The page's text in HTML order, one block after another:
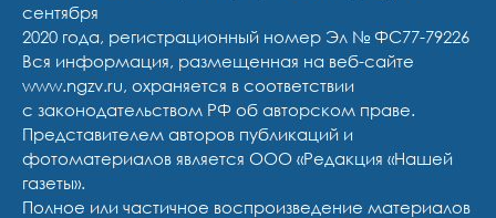
сентября
2020 года, регистрационный номер Эл № ФС77-79226
Вся информация, размещенная на веб-сайте
www.ngzv.ru, охраняется в соответствии
с законодательством РФ об авторском праве.
Представителем авторов публикаций и
фотоматериалов является ООО «Редакция «Нашей
газеты».
Полное или частичное воспроизведение материалов